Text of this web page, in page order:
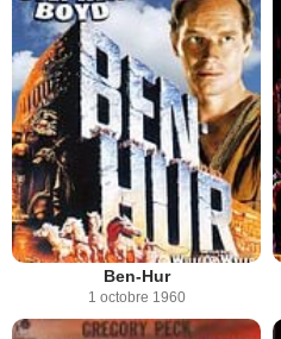
Ben-Hur
1 octobre 1960